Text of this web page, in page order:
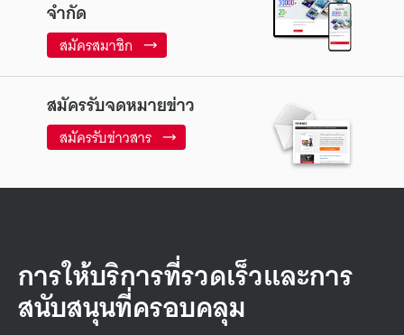
จำกัด
สมัครสมาชิก
สมัครรับจดหมายข่าว
สมัครรับข่าวสาร
การให้บริการที่รวดเร็วและการ
สนับสนุนที่ครอบคลุม